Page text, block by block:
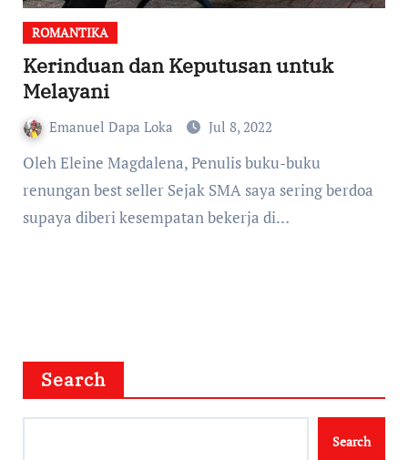
ROMANTIKA
Kerinduan dan Keputusan untuk
Melayani
Emanuel Dapa Loka Jul 8, 2022
Oleh Eleine Magdalena, Penulis buku-buku
renungan best seller Sejak SMA saya sering berdoa
supaya diberi kesempatan bekerja di…
Search
Search